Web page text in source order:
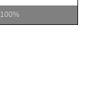
100%